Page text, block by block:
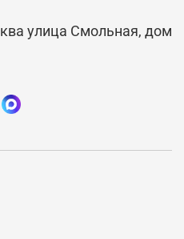
улица Смольная, дом